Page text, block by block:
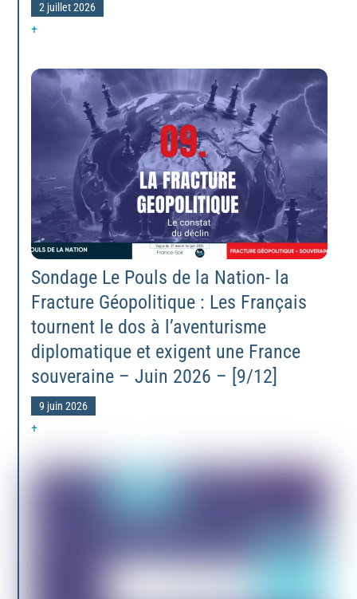
2 juillet 2026
+
Sondage Le Pouls de la Nation- la
Fracture Géopolitique : Les Français
tournent le dos à l’aventurisme
diplomatique et exigent une France
souveraine – Juin 2026 – [9/12]
9 juin 2026
+